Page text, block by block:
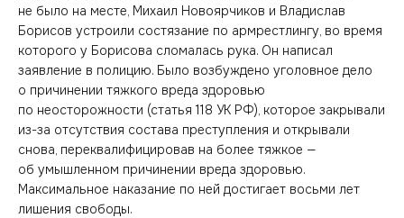
не было на месте, Михаил Новоярчиков и Владислав
Борисов устроили состязание по армрестлингу, во время
которого у Борисова сломалась рука. Он написал
заявление в полицию. Было возбуждено уголовное дело
о причинении тяжкого вреда здоровью
по неосторожности (статья 118 УК РФ), которое закрывали
из-за отсутствия состава преступления и открывали
снова, переквалифицировав на более тяжкое —
об умышленном причинении вреда здоровью.
Максимальное наказание по ней достигает восьми лет
лишения свободы.